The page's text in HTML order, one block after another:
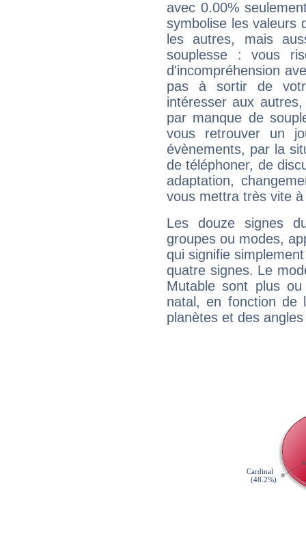
avec 0.00%
symbolise les valeurs
les autres, mais
souplesse : vous
d'incompréhension
pas à sortir de
intéresser aux
par manque de
vous retrouver un
évènements, par la
de téléphoner, de
adaptation,
vous mettra très vite
Les douze signes
groupes ou modes,
qui signifie
quatre signes. Le
Mutable sont plus
natal, en fonction de
planètes et des